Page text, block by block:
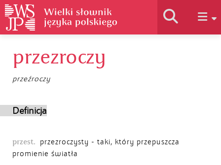
Historia słownika
przezroczy
przeźroczy
Definicja
przest.
przezroczysty - taki, który przepuszcza
promienie światła